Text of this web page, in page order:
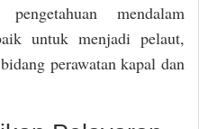
mendalam
untuk menjadi pelaut,
perawatan kapal dan